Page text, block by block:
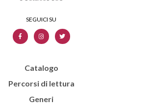
Catalogo
Percorsi di lettura
Generi